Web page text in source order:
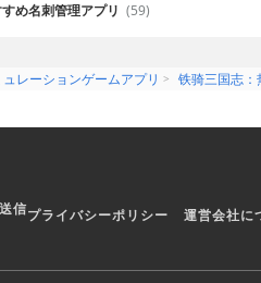
め名刺管理アプリ (59)
レーションゲームアプリ 铁骑三国志
信プライバシーポリシー 運営会社に